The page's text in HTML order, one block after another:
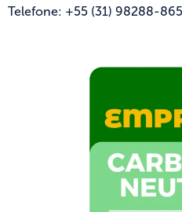
Telefone: +55 (31) 98288-